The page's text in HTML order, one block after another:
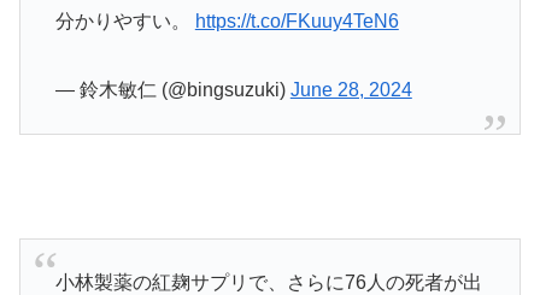
分かりやすい。
https://t.co/FKuuy4TeN6
— 鈴木敏仁 (@bingsuzuki) June 28, 2024
小林製薬の紅麹サプリで、さらに76人の死者が出